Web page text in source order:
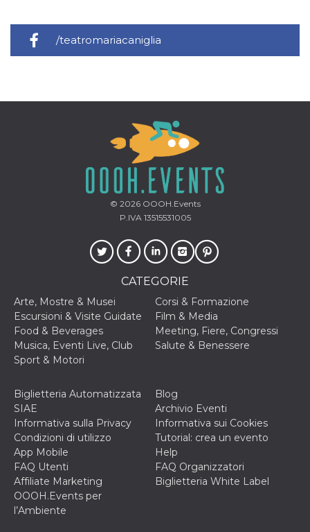
/teatromariacaniglia
© 2026OOOH.Events
P.IVA 13515531005
CATEGORIE
Arte, Mostre & Musei
Corsi & Formazione
Escursioni & Visite Guidate
Film & Media
Food & Beverages
Meeting, Fiere, Congressi
Musica, Eventi Live, Club
Salute & Benessere
Sport & Motori
Biglietteria Automatizzata
SIAE
Blog
Archivio Eventi
Informativa sulla Privacy
Informativa sui Cookies
Condizioni di utilizzo
Tutorial: crea un evento
App Mobile
Help
FAQ Utenti
FAQ Organizzatori
Affiliate Marketing
Biglietteria White Label
OOOH.Events per
l’Ambiente